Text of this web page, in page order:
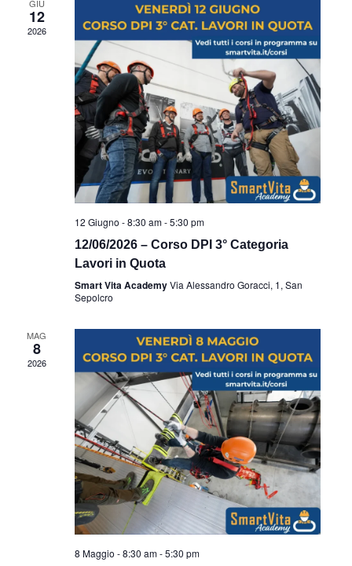
GIU
12
2026
12 Giugno - 8:30 am-5:30 pm
12/06/2026 – Corso DPI 3° Categoria
Lavori in Quota
Smart Vita AcademyVia Alessandro Goracci, 1, San
Sepolcro
MAG
8
2026
8 Maggio - 8:30 am-5:30 pm